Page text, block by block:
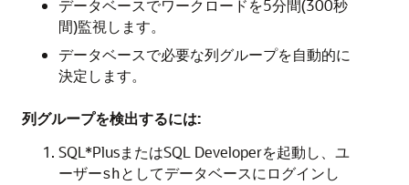
データベースでワークロードを5分間(300秒
間)監視します。
データベースで必要な列グループを自動的に
決定します。
列グループを検出するには:
SQL*PlusまたはSQL Developerを起動し、ユ
ーザーshとしてデータベースにログインし